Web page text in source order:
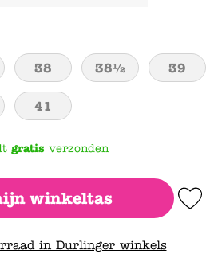
38 38½ 39
41
gratis verzonden
winkeltas Add to
in Durlinger winkels